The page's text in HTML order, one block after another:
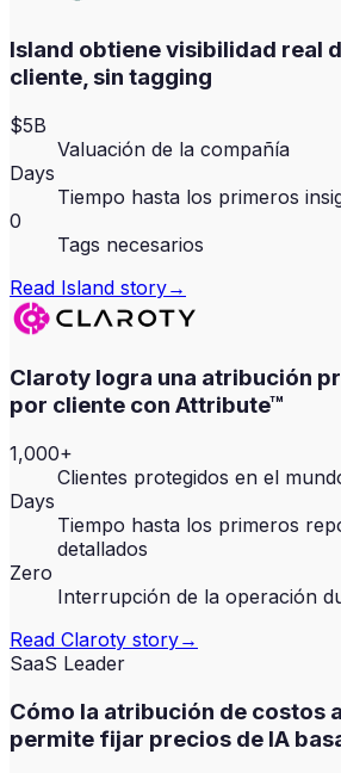
Island obtiene visibilidad real
cliente, sin tagging
$5B
Valuación de la compañía
Days
Tiempo hasta los primeros
0
Tags necesarios
Read Island story→
Claroty logra una atribución
por cliente con Attribute™
1,000+
Clientes protegidos en el
Days
Tiempo hasta los primeros
detallados
Zero
Interrupción de la operación
Read Claroty story→
SaaS Leader
Cómo la atribución de costos
permite fijar precios de IA